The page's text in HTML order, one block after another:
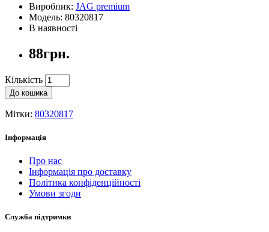
Виробник: JAG premium
Модель: 80320817
В наявності
88грн.
Кількість
До кошика
Мітки: 80320817
Інформація
Про нас
Інформація про доставку
Політика конфіденційності
Умови згоди
Служба підтримки